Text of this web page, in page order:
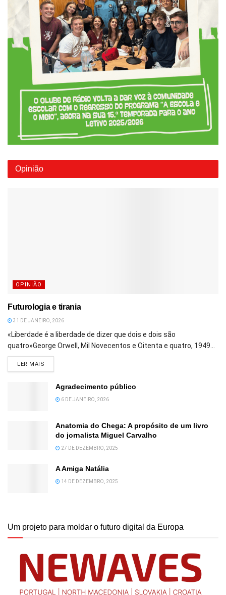
Opinião
OPINIÃO
Futurologia e tirania
31 DE JANEIRO, 2026
«Liberdade é a liberdade de dizer que dois e dois são
quatro»George Orwell, Mil Novecentos e Oitenta e quatro, 1949...
LER MAIS
Agradecimento público
6 DE JANEIRO, 2026
Anatomia do Chega: A propósito de um livro
do jornalista Miguel Carvalho
27 DE DEZEMBRO, 2025
A Amiga Natália
14 DE DEZEMBRO, 2025
Um projeto para moldar o futuro digital da Europa